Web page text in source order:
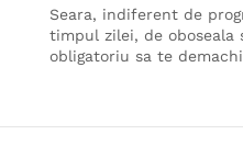
Seara, indiferent de
timpul zilei, de oboseala
obligatoriu sa te